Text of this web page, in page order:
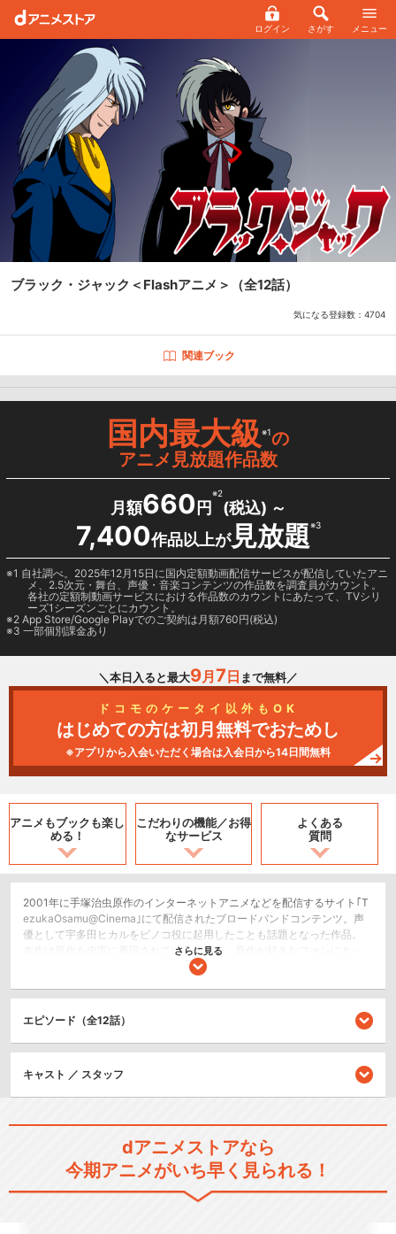
ログイン さがす メニュー
ブラック・ジャック＜Flashアニメ＞ （全12話）
気になる登録数： 4704
関連ブック
国内最大級※1の
アニメ見放題作品数
月額660 円
※2
(税込) ～
7,400作品以上が見放題※3
1 自社調べ。2025年12月15日に国内定額動画配信サービスが配信していたアニ
メ、2.5次元・舞台、声優・音楽コンテンツの作品数を調査員がカウント。
各社の定額制動画サービスにおける作品数のカウントにあたって、TVシリ
ーズ1シーズンごとにカウント。
2 App Store/Google Playでのご契約は月額760円(税込)
3 一部個別課金あり
＼本日入ると最大9月 7 日 まで無料／
ドコモのケータイ以外もOK
はじめての方は初月無料でおためし
※アプリから入会いただく場合は入会日から14日間無料
アニメもブックも楽し
める！
こだわりの機能／お得
なサービス
よくある
質問
2001年に手塚治虫原作のインターネットアニメなどを配信するサイト｢T
ezukaOsamu@Cinema｣にて配信されたブロードバンドコンテンツ。声
優として宇多田ヒカルをピノコ役に起用したことも話題となった作品。
本作は原作を忠実に再現されている作品で、原作が好きなファンにとっ
ドラマ/青春
ブラック・ジャック スペシャ
ル～命をめぐる4つ…
さらに見る
エピソード（全12話）
キャスト ／ スタッフ
dアニメストアなら
今期アニメがいち早く見られる！